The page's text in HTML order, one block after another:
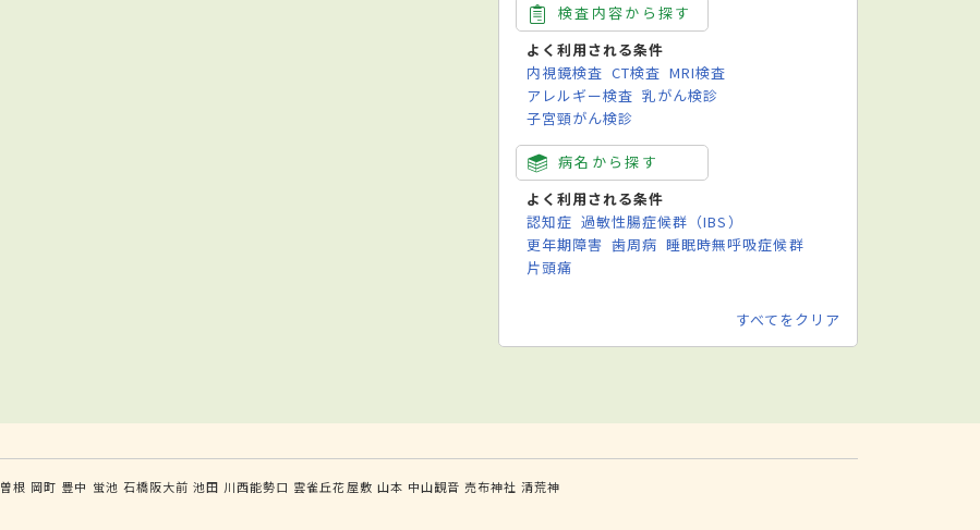
検査内容から探す
よく利用される条件
内視鏡検査 CT検査 MRI検査
アレルギー検査 乳がん検診
子宮頸がん検診
病名から探す
よく利用される条件
認知症 過敏性腸症候群（IBS）
更年期障害 歯周病 睡眠時無呼吸症候群
片頭痛
すべてをクリア
曽根 岡町 豊中 蛍池 石橋阪大前 池田 川西能勢口 雲雀丘花屋敷 山本 中山観音 売布神社 清荒神